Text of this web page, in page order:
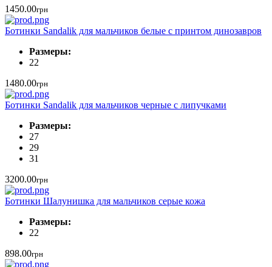
1450.00грн
Ботинки Sandalik для мальчиков белые с принтом динозавров
Размеры:
22
1480.00грн
Ботинки Sandalik для мальчиков черные с липучками
Размеры:
27
29
31
3200.00грн
Ботинки Шалунишка для мальчиков серые кожа
Размеры:
22
898.00грн